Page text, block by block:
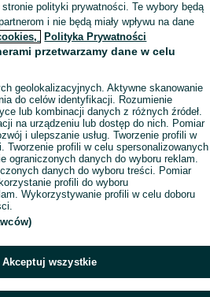
polityki prywatności. Te wybory będą
i nie będą miały wpływu na dane
Polityka Prywatności
przetwarzamy dane w celu
geolokalizacyjnych. Aktywne skanowanie
do celów identyfikacji. Rozumienie
lub kombinacji danych z różnych źródeł.
na urządzeniu lub dostęp do nich. Pomiar
i ulepszanie usług. Tworzenie profili w
Tworzenie profili w celu spersonalizowanych
ograniczonych danych do wyboru reklam.
danych do wyboru treści. Pomiar
profili do wyboru
Wykorzystywanie profili w celu doboru
Akceptuj wszystkie